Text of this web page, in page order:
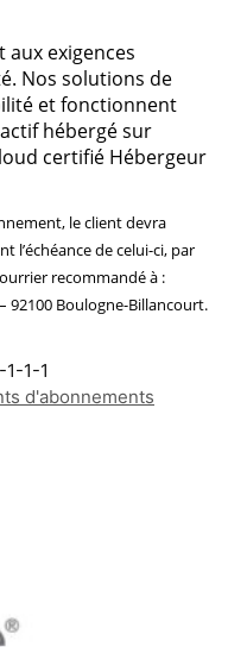
exigences
Nos solutions de
et fonctionnent
hébergé sur
certifié Hébergeur
le client devra
l’échéance de celui-ci, par
recommandé à :
92100 Boulogne-Billancourt.
1-1
d'abonnements